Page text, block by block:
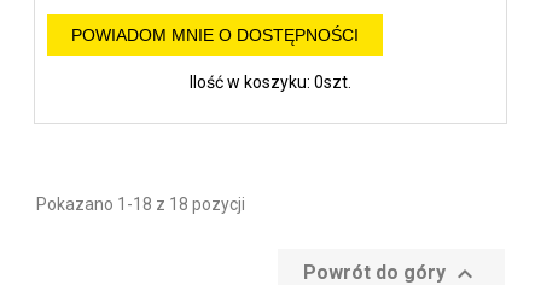
POWIADOM MNIE O DOSTĘPNOŚCI
Ilość w koszyku: 0szt.
Pokazano 1-18 z 18 pozycji
Powrót do góry 